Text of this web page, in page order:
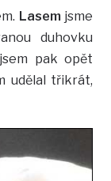
Lasemjsme
duhovku
pak opět
udělal třikrát,